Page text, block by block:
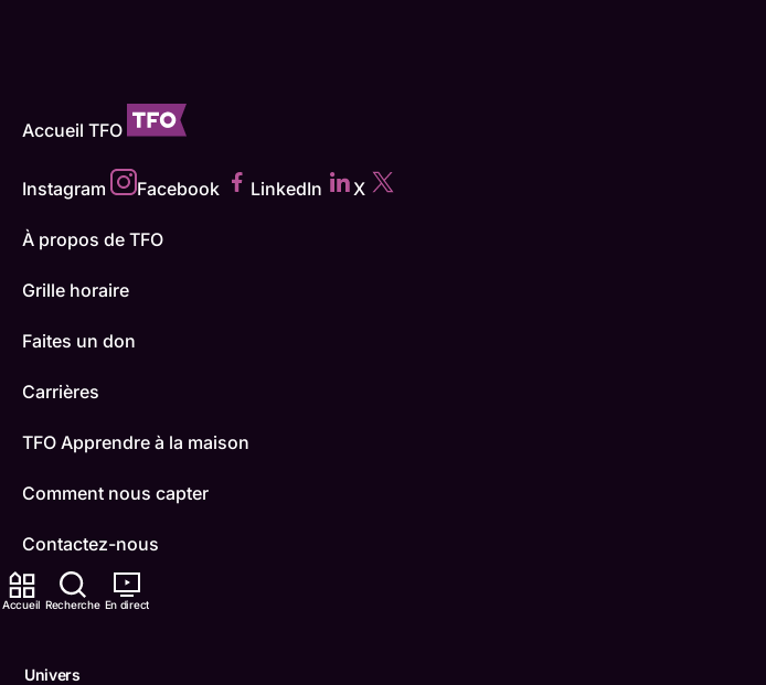
Accueil Recherche En direct
Univers
Accueil TFO
Instagram Facebook LinkedIn X
À propos de TFO
Grille horaire
Faites un don
Carrières
TFO Apprendre à la maison
Comment nous capter
Contactez-nous
ONFR